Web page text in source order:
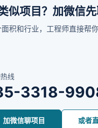
似项目？加微信
积和行业，工程师直接帮
线
3318-
加微信聊项目 或者